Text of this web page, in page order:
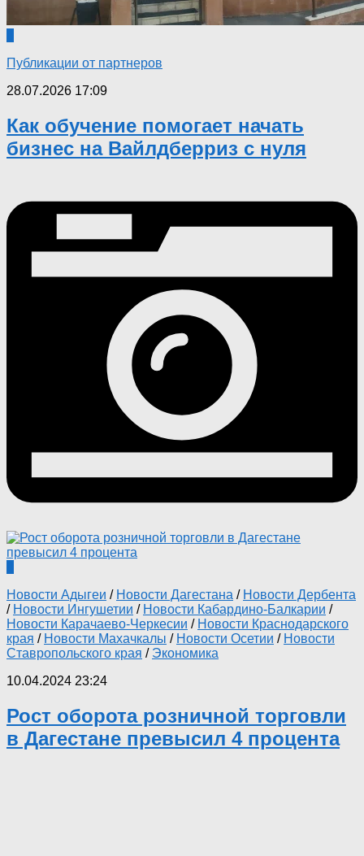
Публикации от партнеров
28.07.2026 17:09
Как обучение помогает начать
бизнес на Вайлдберриз с нуля
Новости Адыгеи / Новости Дагестана / Новости Дербента
/ Новости Ингушетии / Новости Кабардино-Балкарии /
Новости Карачаево-Черкесии / Новости Краснодарского
края / Новости Махачкалы / Новости Осетии / Новости
Ставропольского края / Экономика
10.04.2024 23:24
Рост оборота розничной торговли
в Дагестане превысил 4 процента